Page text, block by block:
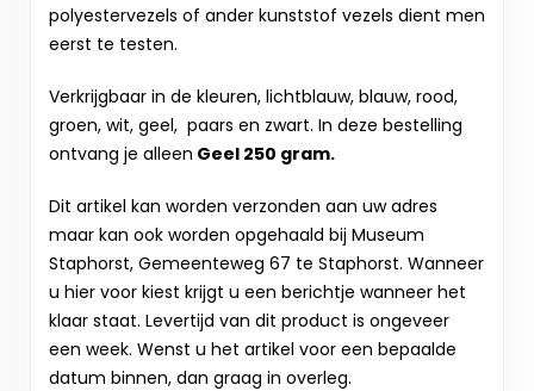
polyestervezels of ander kunststof vezels dient men
eerst te testen.
Verkrijgbaar in de kleuren, lichtblauw, blauw, rood,
groen, wit, geel, paars en zwart. In deze bestelling
ontvang je alleen Geel 250 gram.
Dit artikel kan worden verzonden aan uw adres
maar kan ook worden opgehaald bij Museum
Staphorst, Gemeenteweg 67 te Staphorst. Wanneer
u hier voor kiest krijgt u een berichtje wanneer het
klaar staat. Levertijd van dit product is ongeveer
een week. Wenst u het artikel voor een bepaalde
datum binnen, dan graag in overleg.